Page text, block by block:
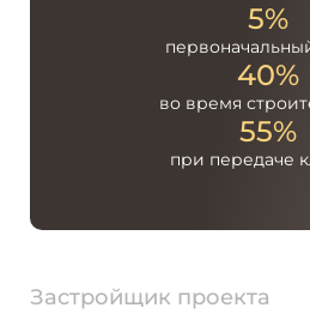
5%
40%
во время
55%
при передаче
Застройщик проекта